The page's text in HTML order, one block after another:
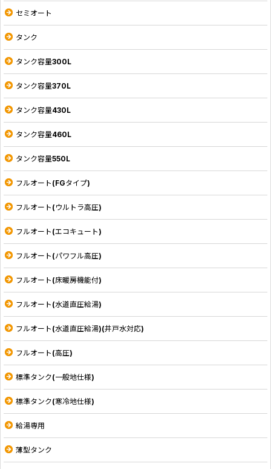
セミオート
タンク
タンク容量300L
タンク容量370L
タンク容量430L
タンク容量460L
タンク容量550L
フルオート(FGタイプ)
フルオート(ウルトラ高圧)
フルオート(エコキュート)
フルオート(パワフル高圧)
フルオート(床暖房機能付)
フルオート(水道直圧給湯)
フルオート(水道直圧給湯)(井戸水対応)
フルオート(高圧)
標準タンク(一般地仕様)
標準タンク(寒冷地仕様)
給湯専用
薄型タンク